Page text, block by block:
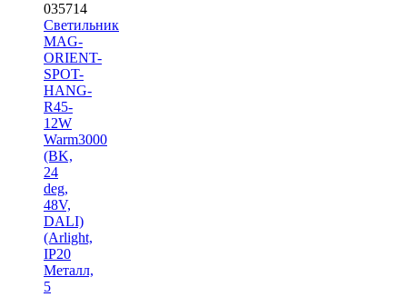
035714
Светильник
MAG-
ORIENT-
SPOT-
HANG-
R45-
12W
Warm3000
(BK,
24
deg,
48V,
DALI)
(Arlight,
IP20
Металл,
5